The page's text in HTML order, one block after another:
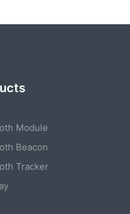
Module
Beacon
Tracker